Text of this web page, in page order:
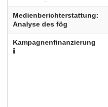
Medienberichterstattung:
Analyse des fög
Kampagnenfinanzierung